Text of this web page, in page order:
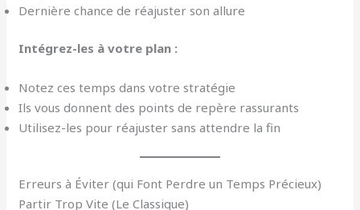
Dernière chance de réajuster son allure
Intégrez-les à votre plan :
Notez ces temps dans votre stratégie
Ils vous donnent des points de repère rassurants
Utilisez-les pour réajuster sans attendre la fin
Erreurs à Éviter (qui Font Perdre un Temps Précieux)
Partir Trop Vite (Le Classique)